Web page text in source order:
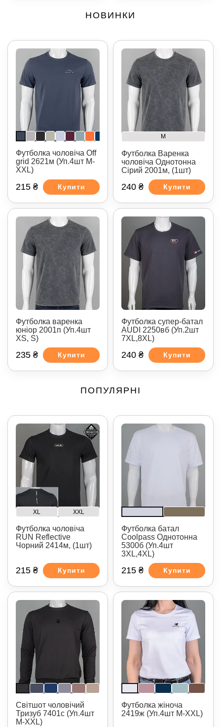
НОВИНКИ
Футболка чоловіча Off
grid 2621м (Уп.4шт M-
XXL)
215 ₴ Купити
M
Футболка Варенка
чоловіча Однотонна
Сірий 2001м, (1шт)
240 ₴ Купити
Футболка варенка
юніор 2001п (Уп.4шт
XS, S)
235 ₴ Купити
Футболка супер-батал
AUDI 2250вб (Уп.2шт
7XL,8XL)
240 ₴ Купити
ПОПУЛЯРНІ
XL XXL
Футболка чоловіча
RUN Reflective
Чорний 2414м, (1шт)
215 ₴ Купити
Футболка батал
Coolpass Однотонна
5300б (Уп.4шт
3XL,4XL)
215 ₴ Купити
Світшот чоловічий
Тризуб 7401с (Уп.4шт
M-XXL)
Футболка жіноча
2419ж (Уп.4шт M-XXL)